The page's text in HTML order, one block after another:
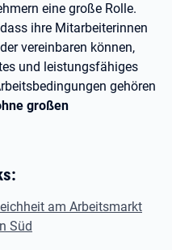
eine große Rolle.
ihre Mitarbeiterinnen
vereinbaren können,
und leistungsfähiges
gehören
großen
am Arbeitsmarkt
Süd